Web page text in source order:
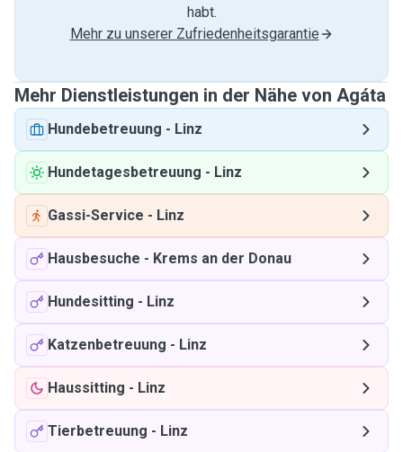
habt.
Mehr zu unserer Zufriedenheitsgarantie
Mehr Dienstleistungen in der Nähe von Agáta
Hundebetreuung - Linz
Hundetagesbetreuung - Linz
Gassi-Service - Linz
Hausbesuche - Krems an der Donau
Hundesitting - Linz
Katzenbetreuung - Linz
Haussitting - Linz
Tierbetreuung - Linz